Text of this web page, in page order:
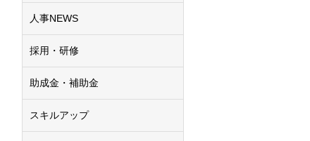
人事NEWS
採用・研修
助成金・補助金
スキルアップ